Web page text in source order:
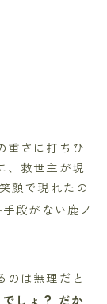
重さに打ちひ
、救世主が現
顔で現れたの
段がない鹿ノ
のは無理だと
でしょ？ だか